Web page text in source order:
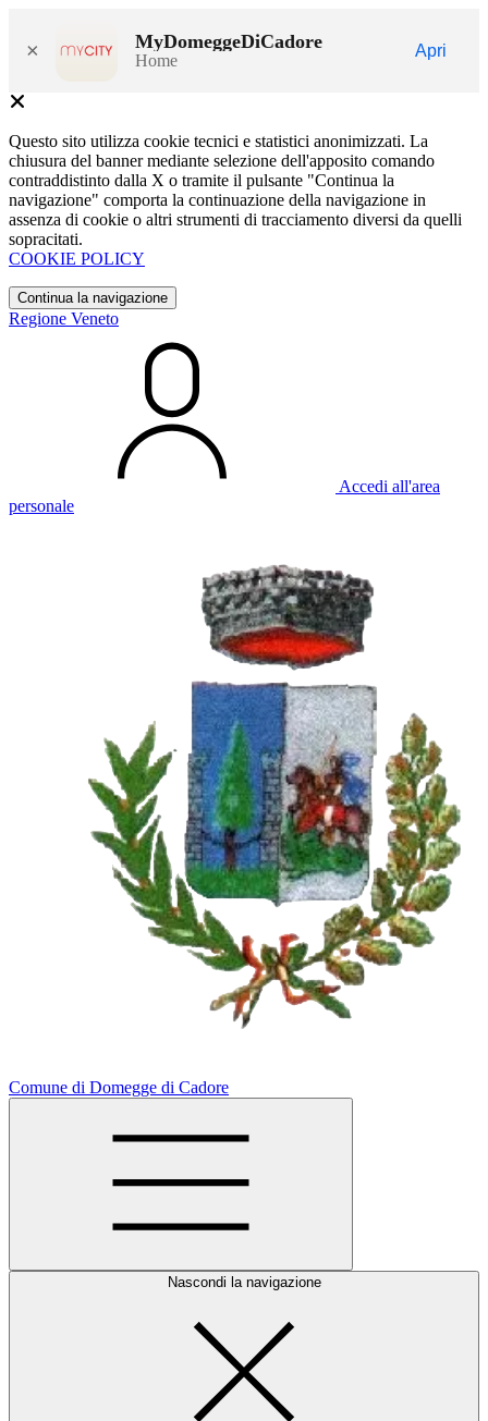
× MyDomeggeDiCadore
Home
Apri
Questo sito utilizza cookie tecnici e statistici anonimizzati. La
chiusura del banner mediante selezione dell'apposito comando
contraddistinto dalla X o tramite il pulsante "Continua la
navigazione" comporta la continuazione della navigazione in
assenza di cookie o altri strumenti di tracciamento diversi da quelli
sopracitati.
COOKIE POLICY
Continua la navigazione
Regione Veneto
Accedi all'area
personale
Comune di Domegge di Cadore
Nascondi la navigazione